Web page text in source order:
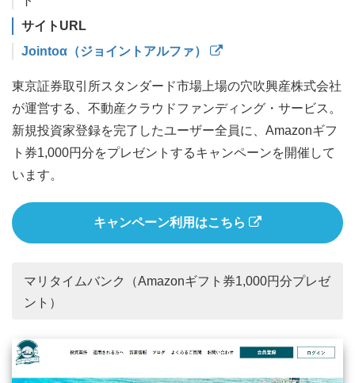
サイトURL
Jointoα（ジョイントアルファ）
東京証券取引所スタンダード市場上場の穴吹興産株式会社
が運営する、不動産クラウドファンディング・サービス。
新規投資家登録を完了したユーザー全員に、Amazonギフ
ト券1,000円分をプレゼントするキャンペーンを開催して
います。
キャンペーン利用はこちら
マリタイムバンク（Amazonギフト券1,000円分プレゼ
ント）